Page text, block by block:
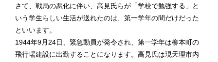
さて、戦局の悪化に伴い、高見氏らが「学校で勉強する」と
いう学生らしい生活が送れたのは、第一学年の間だけだった
といいます。
1944年9月24日、緊急動員が発令され、第一学年は柳本町の
飛行場建設に出勤することになります。高見氏は現天理市内